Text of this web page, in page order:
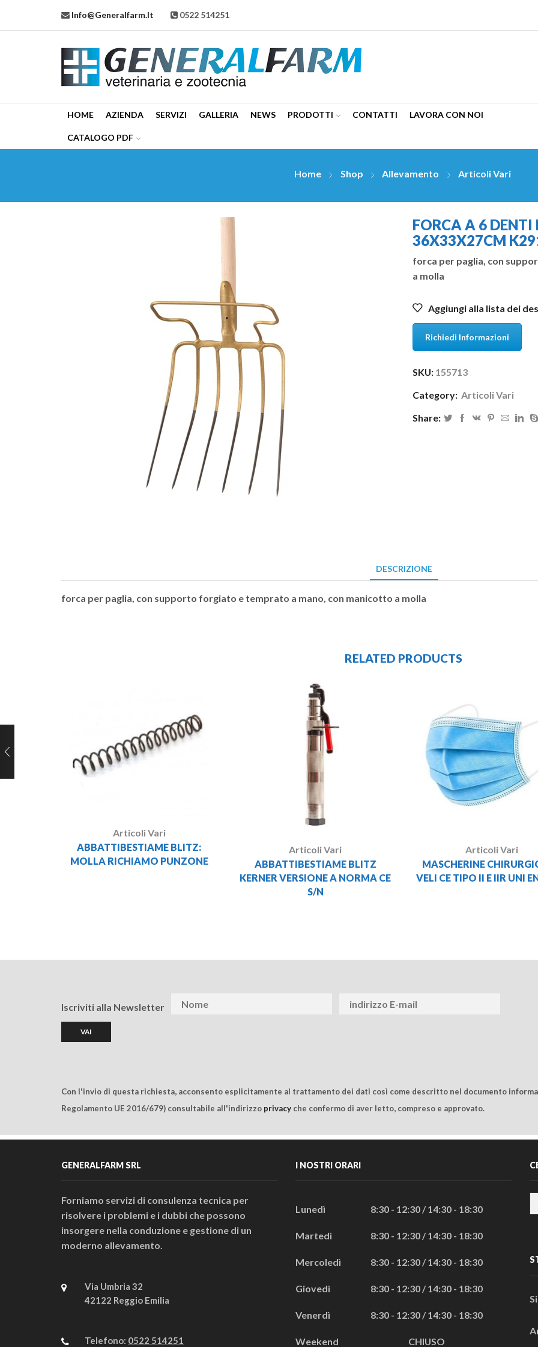
Info@generalfarm.it 0522 514251
HOME AZIENDA SERVIZI GALLERIA NEWS PRODOTTI CONTATTI LAVORA CON NOI
CATALOGO PDF
Home Shop Allevamento Articoli Vari
FORCA A 6
36X33X27CM
forca per paglia, con
a molla
Aggiungi alla lista dei
Richiedi Informazioni
SKU: 155713
Category: Articoli Vari
Share:
DESCRIZIONE
forca per paglia, con supporto forgiato e temprato a mano, con manicotto a molla
RELATED PRODUCTS
Articoli Vari
ABBATTIBESTIAME BLITZ:
MOLLA RICHIAMO PUNZONE
Articoli Vari
ABBATTIBESTIAME BLITZ
KERNER VERSIONE A NORMA CE
S/N
Articoli Vari
MASCHERINE
VELI CE TIPO II E IIR UNI
Iscriviti alla Newsletter
Con l'invio di questa richiesta, acconsento esplicitamente al trattamento dei dati così come descritto nel documento
Regolamento UE 2016/679) consultabile all'indirizzo privacy che confermo di aver letto, compreso e approvato.
GENERALFARM SRL
Forniamo servizi di consulenza tecnica per
risolvere i problemi e i dubbi che possono
insorgere nella conduzione e gestione di un
moderno allevamento.
Via Umbria 32
42122 Reggio Emilia
Telefono: 0522 514251
I NOSTRI ORARI
Lunedì 8:30 - 12:30 / 14:30 - 18:30
Martedì 8:30 - 12:30 / 14:30 - 18:30
Mercoledì 8:30 - 12:30 / 14:30 - 18:30
Giovedì 8:30 - 12:30 / 14:30 - 18:30
Venerdì 8:30 - 12:30 / 14:30 - 18:30
Weekend CHIUSO